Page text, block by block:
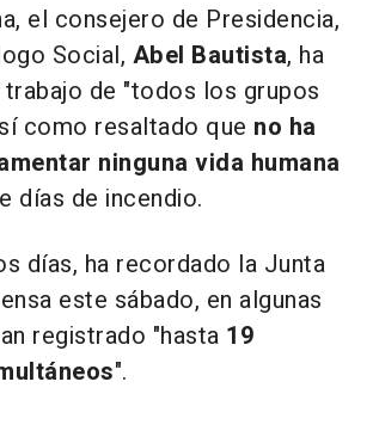
el consejero de Presidencia,
Social, Abel Bautista, ha
de "todos los grupos
como resaltado que no ha
ninguna vida humana
días de incendio.
días, ha recordado la Junta
este sábado, en algunas
registrado "hasta 19
".